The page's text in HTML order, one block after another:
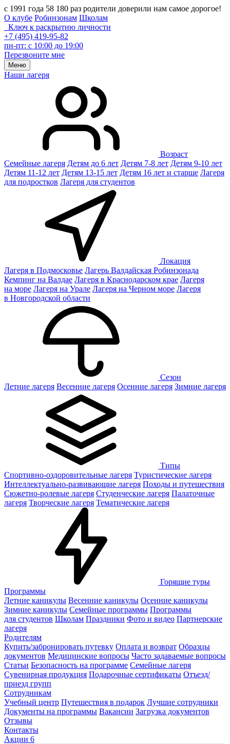
с 1991 года 58 180 раз родители доверили нам самое дорогое!
О клубе Робинзонам Школам
Ключ к раскрытию личности
+7 (495) 419-95-82
пн-пт: с 10:00 до 19:00
Перезвоните мне
Меню
Наши лагеря
Возраст
Семейные лагеря Детям до 6 лет Детям 7-8 лет Детям 9-10 лет
Детям 11-12 лет Детям 13-15 лет Детям 16 лет и старше Лагеря
для подростков Лагеря для студентов
Локация
Лагеря в Подмосковье Лагерь Валдайская Робинзонада
Кемпинг на Валдае Лагеря в Краснодарском крае Лагеря
на море Лагеря на Урале Лагеря на Черном море Лагеря
в Новгородской области
Сезон
Летние лагеря Весенние лагеря Осенние лагеря Зимние лагеря
Типы
Спортивно-оздоровительные лагеря Туристические лагеря
Интеллектуально-развивающие лагеря Походы и путешествия
Сюжетно-ролевые лагеря Студенческие лагеря Палаточные
лагеря Творческие лагеря Тематические лагеря
Горящие туры
Программы
Летние каникулы Весенние каникулы Осенние каникулы
Зимние каникулы Семейные программы Программы
для студентов Школам Праздники Фото и видео Партнерские
лагеря
Родителям
Купить/забронировать путевку Оплата и возврат Образцы
документов Медицинские вопросы Часто задаваемые вопросы
Статьи Безопасность на программе Семейные лагеря
Сувенирная продукция Подарочные сертификаты Отъезд/
приезд групп
Сотрудникам
Учебный центр Путешествия в подарок Лучшие сотрудники
Документы на программы Вакансии Загрузка документов
Отзывы
Контакты
Акции 6